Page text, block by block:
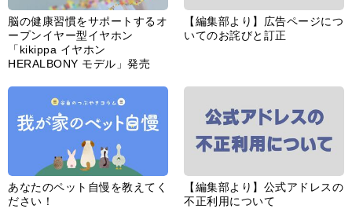
脳の健康習慣をサポートするオ
ープンイヤー型イヤホン
「kikippa イヤホン
HERALBONY モデル」発売
【編集部より】広告ページにつ
いてのお詫びと訂正
あなたのペット自慢を教えてく
ださい！
【編集部より】公式アドレスの
不正利用について